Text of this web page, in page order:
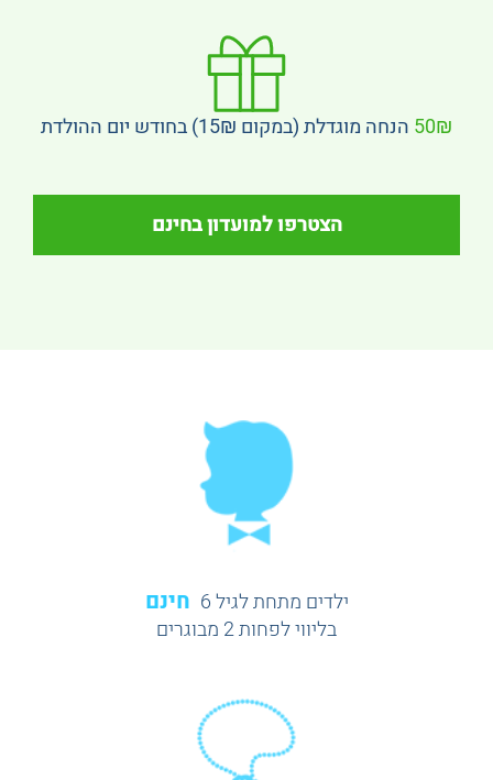
50₪ הנחה מוגדלת (במקום 15₪) בחודש יום ההולדת
הצטרפו למועדון בחינם
ילדים מתחת לגיל 6 חינם
בליווי לפחות 2 מבוגרים